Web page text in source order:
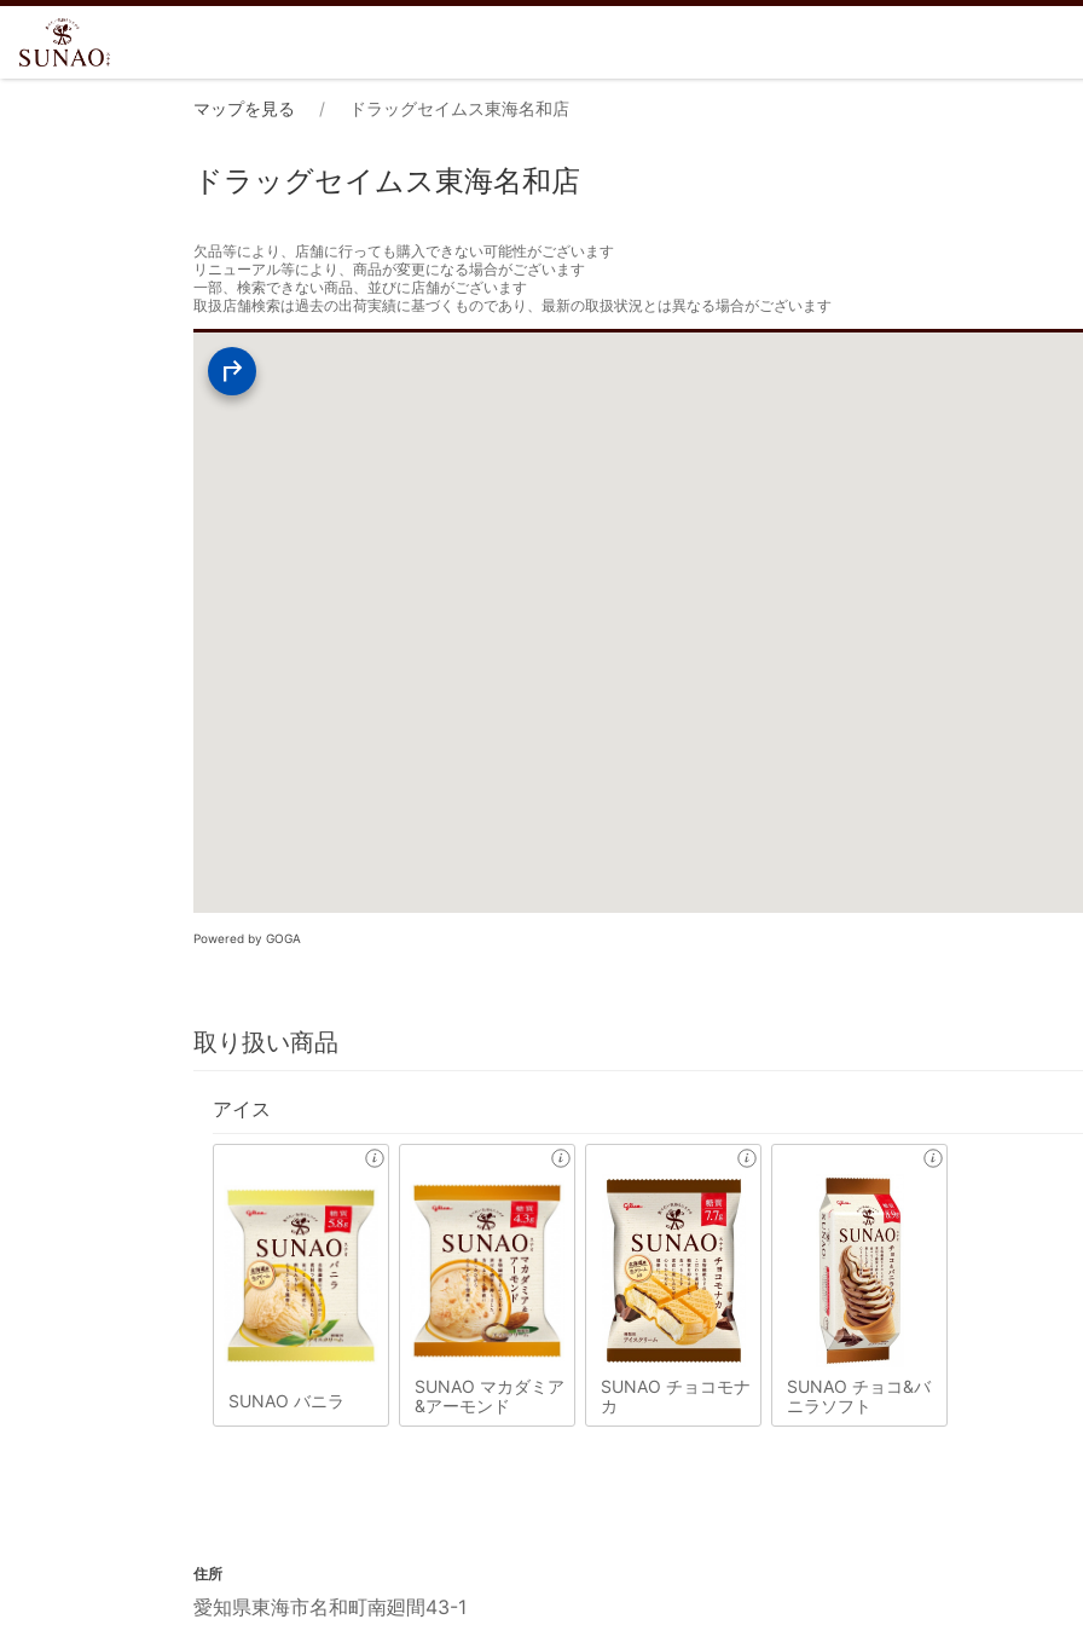
マップを見る ドラッグセイムス東海名和店
ドラッグセイムス東海名和店
欠品等により、店舗に行っても購入できない可能性がございます
リニューアル等により、商品が変更になる場合がございます
一部、検索できない商品、並びに店舗がございます
取扱店舗検索は過去の出荷実績に基づくものであり、最新の取扱状況とは異なる場合がございます
Powered by GOGA
取り扱い商品
アイス
SUNAO バニラ
SUNAO マカダミア
&アーモンド
SUNAO チョコモナ
カ
SUNAO チョコ&バ
ニラソフト
住所
愛知県東海市名和町南廻間43-1